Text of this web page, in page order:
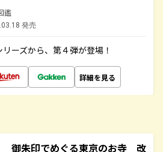
鑑
発売
リーズから、第４弾が登場！
詳細を見る
御朱印でめぐる東京のお寺 改